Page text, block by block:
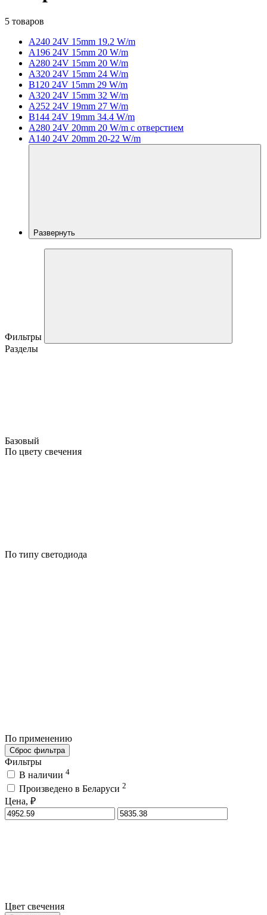
5 товаров
A240 24V 15mm 19.2 W/m
A196 24V 15mm 20 W/m
A280 24V 15mm 20 W/m
A320 24V 15mm 24 W/m
B120 24V 15mm 29 W/m
A320 24V 15mm 32 W/m
A252 24V 19mm 27 W/m
B144 24V 19mm 34.4 W/m
A280 24V 20mm 20 W/m с отверстием
A140 24V 20mm 20-22 W/m
Развернуть
Фильтры
Разделы
Базовый
По цвету свечения
По типу светодиода
По применению
Сброс фильтра
Фильтры
В наличии 4
Произведено в Беларуси 2
Цена, ₽
Цвет свечения